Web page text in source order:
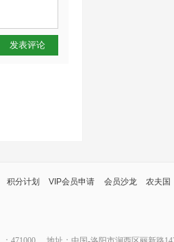
发表评论
积分计划 VIP会员申请 会员沙龙 农夫国